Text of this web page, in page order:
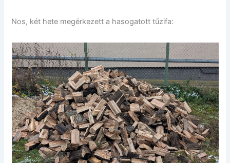
Nos, két hete megérkezett a hasogatott tűzifa: